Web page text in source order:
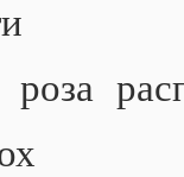
роза